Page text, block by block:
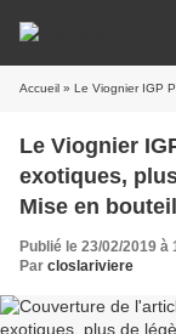
Accueil » Le Viognier IGP Pays D’Oc 2018 des notes
Le Viognier
exotiques,
Mise en
vivement
Saint-Chinian
Publié le 23/02/2019 à
Par closlariviere